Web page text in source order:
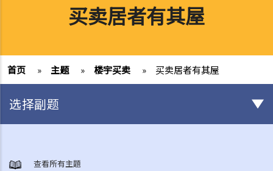
买卖居者有其屋
首页 » 主题 » 楼宇买卖 » 买卖居者有其屋
选择副题
1. 我在一幢多层大厦内拥有一个单位，我是否持有政府租契？
查看所有主題